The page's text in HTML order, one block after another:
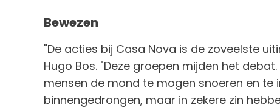
Bewezen
"De acties bij Casa Nova is de zoveelste
Hugo Bos. "Deze groepen mijden het
mensen de mond te mogen snoeren en te
binnengedrongen, maar in zekere zin